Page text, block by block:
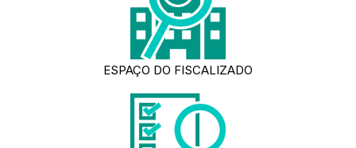
ESPAÇO DO FISCALIZADO